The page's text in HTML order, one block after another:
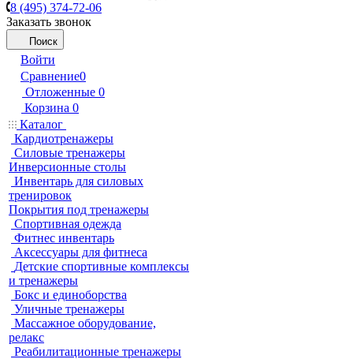
8 (495) 374-72-06
Заказать звонок
Поиск
Войти
Сравнение0
Отложенные 0
Корзина 0
Каталог
Кардиотренажеры
Силовые тренажеры
Инверсионные столы
Инвентарь для силовых
тренировок
Покрытия под тренажеры
Спортивная одежда
Фитнес инвентарь
Аксессуары для фитнеса
Детские спортивные комплексы
и тренажеры
Бокс и единоборства
Уличные тренажеры
Массажное оборудование,
релакс
Реабилитационные тренажеры